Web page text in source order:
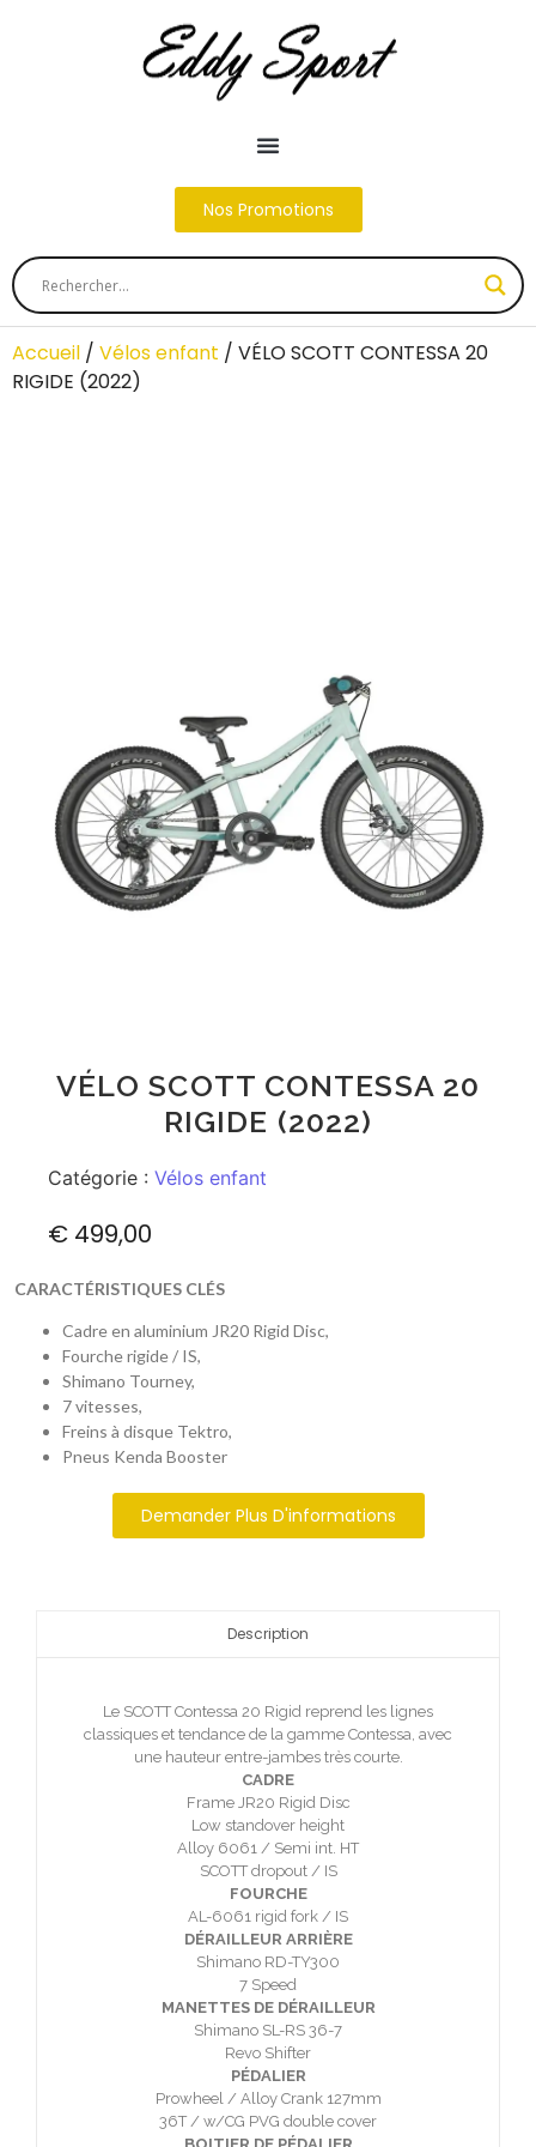
Nos Promotions
Accueil / Vélos enfant / VÉLO SCOTT CONTESSA 20
RIGIDE (2022)
VÉLO SCOTT CONTESSA 20
RIGIDE (2022)
Catégorie : Vélos enfant
€ 499,00
CARACTÉRISTIQUES CLÉS
Cadre en aluminium JR20 Rigid Disc,
Fourche rigide / IS,
Shimano Tourney,
7 vitesses,
Freins à disque Tektro,
Pneus Kenda Booster
Demander Plus D'informations
Description
Le SCOTT Contessa 20 Rigid reprend les lignes
classiques et tendance de la gamme Contessa, avec
une hauteur entre-jambes très courte.
CADRE
Frame JR20 Rigid Disc
Low standover height
Alloy 6061 / Semi int. HT
SCOTT dropout / IS
FOURCHE
AL-6061 rigid fork / IS
DÉRAILLEUR ARRIÈRE
Shimano RD-TY300
7 Speed
MANETTES DE DÉRAILLEUR
Shimano SL-RS 36-7
Revo Shifter
PÉDALIER
Prowheel / Alloy Crank 127mm
36T / w/CG PVG double cover